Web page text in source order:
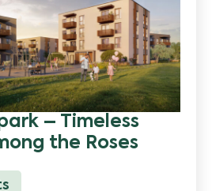
– Timeless
the Roses